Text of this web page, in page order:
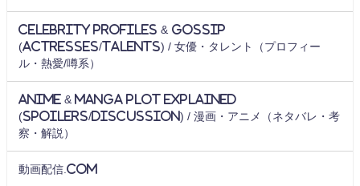
Celebrity Profiles & Gossip
(Actresses/Talents) / 女優・タレント（プロフィー
ル・熱愛/噂系）
Anime & Manga Plot Explained
(Spoilers/Discussion) / 漫画・アニメ（ネタバレ・考
察・解説）
動画配信.com